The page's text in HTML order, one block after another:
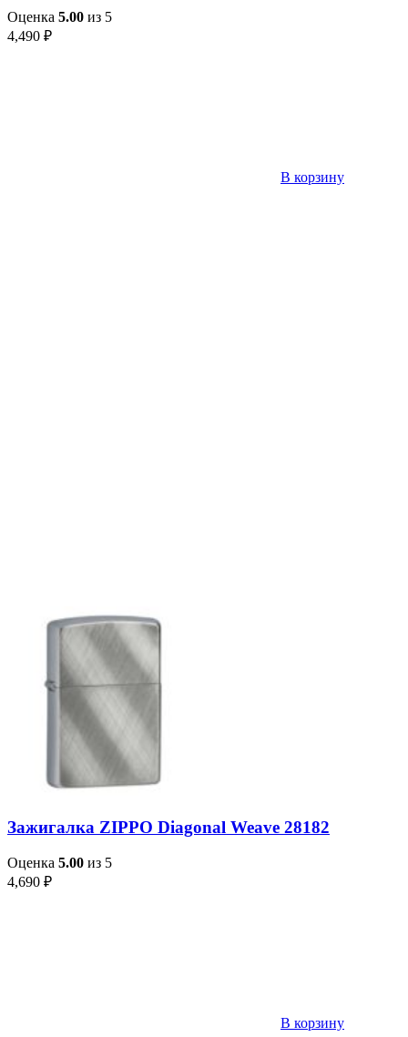
Оценка 5.00 из 5
4,490 ₽
В корзину
Зажигалка ZIPPO Diagonal Weave 28182
Оценка 5.00 из 5
4,690 ₽
В корзину